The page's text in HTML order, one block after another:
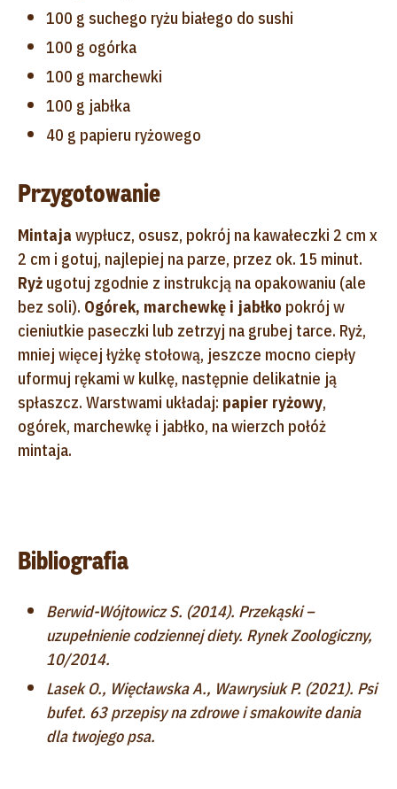
100 g suchego ryżu białego do sushi
100 g ogórka
100 g marchewki
100 g jabłka
40 g papieru ryżowego
Przygotowanie
Mintaja wypłucz, osusz, pokrój na kawałeczki 2 cm x
2 cm i gotuj, najlepiej na parze, przez ok. 15 minut.
Ryż ugotuj zgodnie z instrukcją na opakowaniu (ale
bez soli). Ogórek, marchewkę i jabłko pokrój w
cieniutkie paseczki lub zetrzyj na grubej tarce. Ryż,
mniej więcej łyżkę stołową, jeszcze mocno ciepły
uformuj rękami w kulkę, następnie delikatnie ją
spłaszcz. Warstwami układaj: papier ryżowy,
ogórek, marchewkę i jabłko, na wierzch połóż
mintaja.
Bibliografia
Berwid-Wójtowicz S. (2014). Przekąski –
uzupełnienie codziennej diety. Rynek Zoologiczny,
10/2014.
Lasek O., Więcławska A., Wawrysiuk P. (2021). Psi
bufet. 63 przepisy na zdrowe i smakowite dania
dla twojego psa.